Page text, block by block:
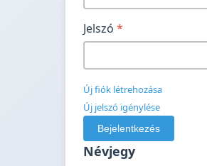
Jelszó *
Új fiók létrehozása
Új jelszó igénylése
Névjegy